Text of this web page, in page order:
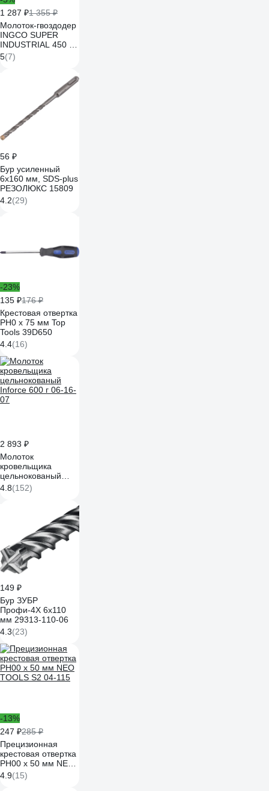
1 287 ₽1 355 ₽
Молоток-гвоздодер
INGCO SUPER
INDUSTRIAL 450 г
HCH81016L
5(7)
56 ₽
Бур усиленный
6х160 мм, SDS-plus
РЕЗОЛЮКС 15809
4.2(29)
-23%
135 ₽176 ₽
Крестовая отвертка
PH0 x 75 мм Top
Tools 39D650
4.4(16)
2 893 ₽
Молоток
кровельщика
цельнокованый
Inforce 600 г 06-16-
4.8(152)
149 ₽
Бур ЗУБР
Профи-4Х 6x110
мм 29313-110-06
4.3(23)
-13%
247 ₽285 ₽
Прецизионная
крестовая отвертка
PH00 x 50 мм NEO
TOOLS S2 04-115
4.9(15)